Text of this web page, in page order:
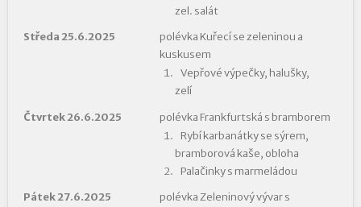
zel. salát
Středa 25.6.2025
polévka Kuřecí se zeleninou a
kuskusem
Vepřové výpečky, halušky,
zelí
Čtvrtek 26.6.2025
polévka Frankfurtská s bramborem
Rybí karbanátky se sýrem,
bramborová kaše, obloha
Palačinky s marmeládou
Pátek 27.6.2025
polévka Zeleninový vývar s